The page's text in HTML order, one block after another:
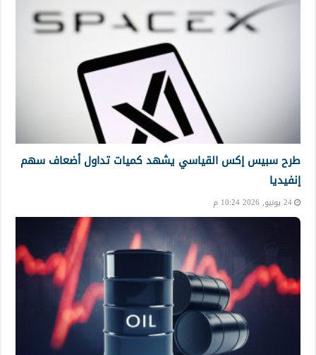
طرح سبيس إكس القياسي يشهد كميات تداول أضعاف سهم
إنفيديا
24 يونيو, 2026 10:24 م